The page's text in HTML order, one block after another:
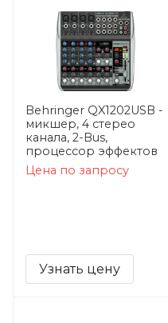
Behringer QX1202USB -
микшер, 4 стерео
канала, 2-Bus,
процессор эффектов
Цена по запросу
Узнать цену